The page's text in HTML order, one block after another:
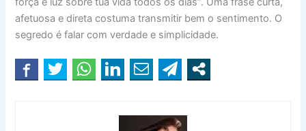
afetuosa e direta costuma transmitir bem o sentimento. O
segredo é falar com verdade e simplicidade.